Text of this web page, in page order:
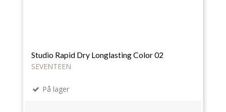
Studio Rapid Dry Longlasting Color 02
SEVENTEEN
På lager